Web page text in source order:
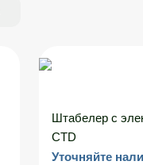
Штабелер с
CTD
Уточняйте